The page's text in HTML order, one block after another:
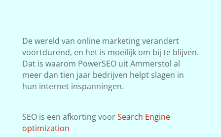
De wereld van online marketing verandert
voortdurend, en het is moeilijk om bij te blijven.
Dat is waarom PowerSEO uit Ammerstol al
meer dan tien jaar bedrijven helpt slagen in
hun internet inspanningen.
SEO is een afkorting voorSearch Engine
optimization